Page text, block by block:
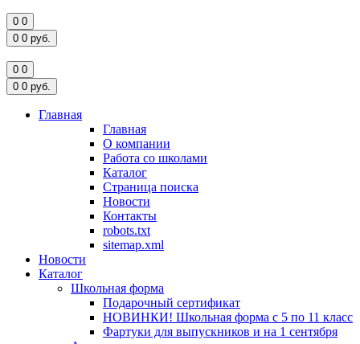
0 0
0 0 руб.
0 0
0 0 руб.
Главная
Главная
О компании
Работа со школами
Каталог
Страница поиска
Новости
Контакты
robots.txt
sitemap.xml
Новости
Каталог
Школьная форма
Подарочный сертификат
НОВИНКИ! Школьная форма с 5 по 11 класс
Фартуки для выпускников и на 1 сентября